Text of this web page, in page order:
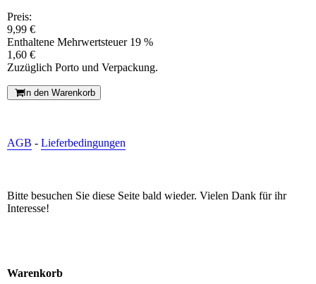
Preis:
9,99 €
Enthaltene Mehrwertsteuer 19 %
1,60 €
Zuzüglich Porto und Verpackung.
In den Warenkorb
AGB - Lieferbedingungen
Bitte besuchen Sie diese Seite bald wieder. Vielen Dank für ihr
Interesse!
Warenkorb